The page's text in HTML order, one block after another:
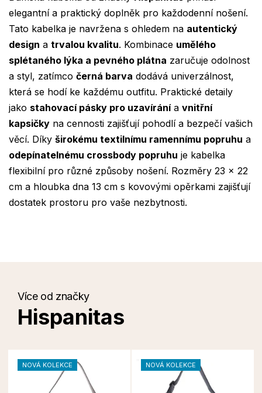
elegantní a praktický doplněk pro každodenní nošení.
Tato kabelka je navržena s ohledem na autentický
design a trvalou kvalitu. Kombinace umělého
splétaného lýka a pevného plátna zaručuje odolnost
a styl, zatímco černá barva dodává univerzálnost,
která se hodí ke každému outfitu. Praktické detaily
jako stahovací pásky pro uzavíránía vnitřní
kapsičky na cennosti zajišťují pohodlí a bezpečí vašich
věcí. Díky širokému textilnímu ramennímu popruhu a
odepínatelnému crossbody popruhu je kabelka
flexibilní pro různé způsoby nošení. Rozměry 23 x 22
cm a hloubka dna 13 cm s kovovými opěrkami zajišťují
dostatek prostoru pro vaše nezbytnosti.
Více od značky
Hispanitas
NOVÁ KOLEKCE NOVÁ KOLEKCE